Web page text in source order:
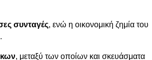
συνταγές, ενώ η οικονομική ζημία του
.
, μεταξύ των οποίων και σκευάσματα